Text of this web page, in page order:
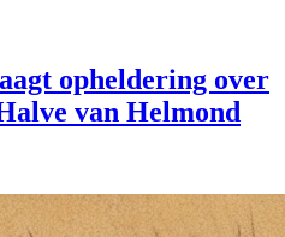
opheldering over
van Helmond